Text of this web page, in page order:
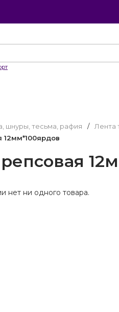
шнуры, тесьма, рафия / Лента
12мм*100ярдов
нет ни одного товара.